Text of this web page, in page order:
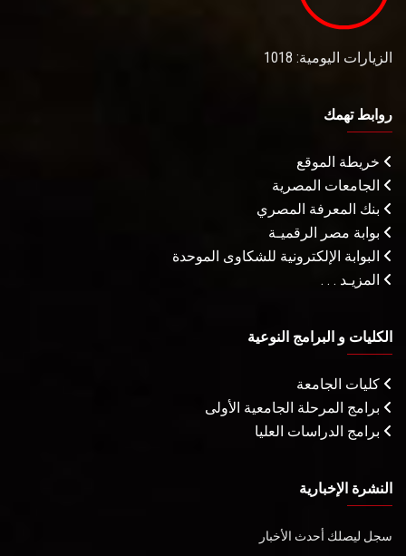
الزيارات اليومية: 1018
روابط تهمك
خريطة الموقع
الجامعات المصرية
بنك المعرفة المصري
بوابة مصر الرقميـة
البوابة الإلكترونية للشكاوى الموحدة
المزيـد . . .
الكليات و البرامج النوعية
كليات الجامعة
برامج المرحلة الجامعية الأولى
برامج الدراسات العليا
النشرة الإخبارية
سجل ليصلك أحدث الأخبار